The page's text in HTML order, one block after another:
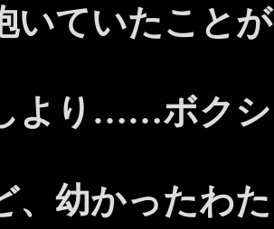
いていたこと
より……ボク
幼かったわ